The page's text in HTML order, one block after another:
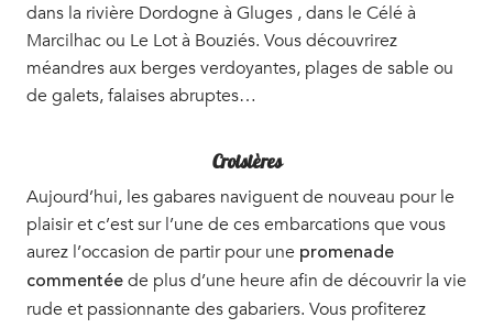
dans la rivière Dordogne à Gluges , dans le Célé à
Marcilhac ou Le Lot à Bouziés. Vous découvrirez
méandres aux berges verdoyantes, plages de sable ou
de galets, falaises abruptes…
Croisières
Aujourd’hui, les gabares naviguent de nouveau pour le
plaisir et c’est sur l’une de ces embarcations que vous
aurez l’occasion de partir pour une promenade
commentée de plus d’une heure afin de découvrir la vie
rude et passionnante des gabariers. Vous profiterez